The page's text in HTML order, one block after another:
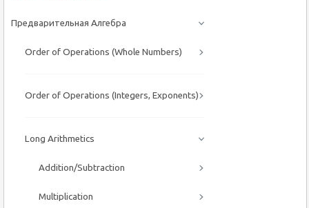
Предварительная Алгебра
Order of Operations (Whole Numbers)
Order of Operations (Integers, Exponents)
Long Arithmetics
Addition/Subtraction
Multiplication